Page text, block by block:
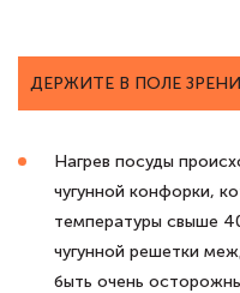
ДЕРЖИТЕ В ПОЛЕ
Нагрев посуды
чугунной конфорки,
температуры свыше
чугунной решетки
быть очень